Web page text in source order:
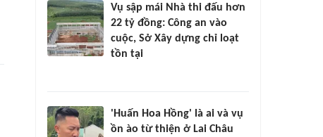
Vụ sập mái Nhà thi đấu hơn
22 tỷ đồng: Công an vào
cuộc, Sở Xây dựng chỉ loạt
tồn tại
'Huấn Hoa Hồng' là ai và vụ
ồn ào từ thiện ở Lai Châu